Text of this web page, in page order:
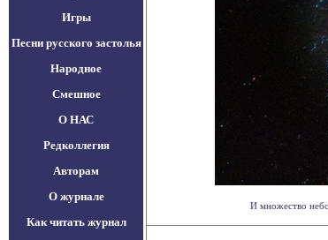
Игры
Песни русского застолья
Народное
Смешное
О НАС
Редколлегия
Авторам
О журнале
Как читать журнал
И множество